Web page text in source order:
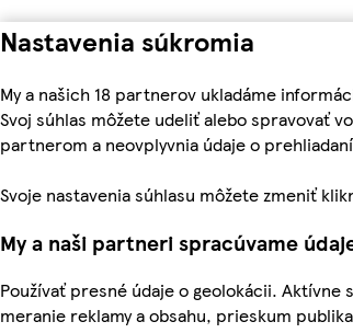
Nastavenia súkromia
My a našich 18 partnerov ukladáme
Svoj súhlas môžete udeliť alebo spravovať
partnerom a neovplyvnia údaje o
Svoje nastavenia súhlasu môžete zmeniť
My a naši partneri spracúvame
Používať presné údaje o geolokácii.
meranie reklamy a obsahu, prieskum